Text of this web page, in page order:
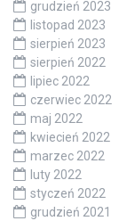
grudzień 2023
listopad 2023
sierpień 2023
sierpień 2022
lipiec 2022
czerwiec 2022
maj 2022
kwiecień 2022
marzec 2022
luty 2022
styczeń 2022
grudzień 2021